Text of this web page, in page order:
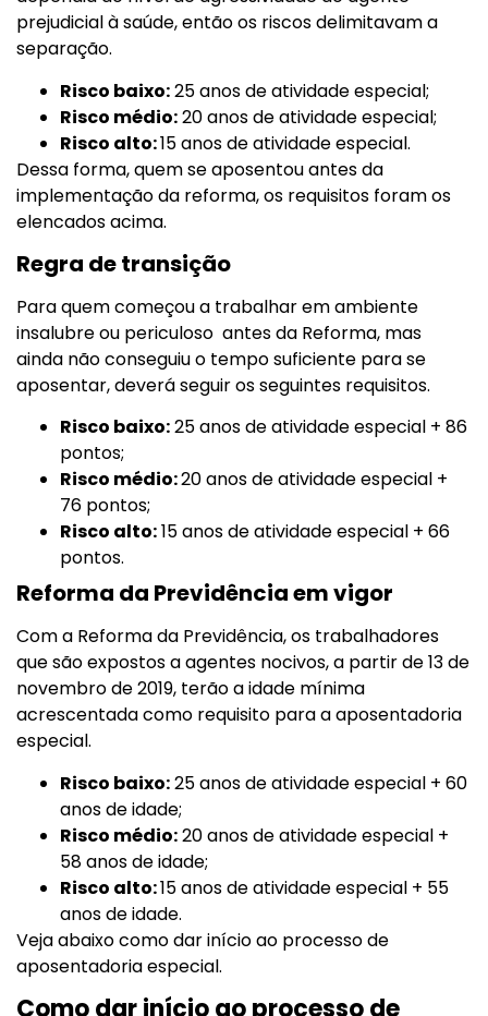
prejudicial à saúde, então os riscos delimitavam a
separação.
Risco baixo:25 anos de atividade especial;
Risco médio:20 anos de atividade especial;
Risco alto:15 anos de atividade especial.
Dessa forma, quem se aposentou antes da
implementação da reforma, os requisitos foram os
elencados acima.
Regra de transição
Para quem começou a trabalhar em ambiente
insalubre ou periculoso antes da Reforma, mas
ainda não conseguiu o tempo suficiente para se
aposentar, deverá seguir os seguintes requisitos.
Risco baixo:25 anos de atividade especial + 86
pontos;
Risco médio:20 anos de atividade especial +
76 pontos;
Risco alto:15 anos de atividade especial + 66
pontos.
Reforma da Previdência em vigor
Com a Reforma da Previdência, os trabalhadores
que são expostos a agentes nocivos, a partir de 13 de
novembro de 2019, terão a idade mínima
acrescentada como requisito para a aposentadoria
especial.
Risco baixo:25 anos de atividade especial + 60
anos de idade;
Risco médio:20 anos de atividade especial +
58 anos de idade;
Risco alto:15 anos de atividade especial + 55
anos de idade.
Veja abaixo como dar início ao processo de
aposentadoria especial.
Como dar início ao processo de